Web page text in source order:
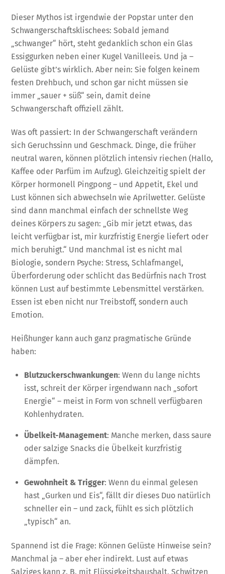
Dieser Mythos ist irgendwie der Popstar unter den
Schwangerschaftsklischees: Sobald jemand
„schwanger“ hört, steht gedanklich schon ein Glas
Essiggurken neben einer Kugel Vanilleeis. Und ja –
Gelüste gibt’s wirklich. Aber nein: Sie folgen keinem
festen Drehbuch, und schon gar nicht müssen sie
immer „sauer + süß“ sein, damit deine
Schwangerschaft offiziell zählt.
Was oft passiert: In der Schwangerschaft verändern
sich Geruchssinn und Geschmack. Dinge, die früher
neutral waren, können plötzlich intensiv riechen (Hallo,
Kaffee oder Parfüm im Aufzug). Gleichzeitig spielt der
Körper hormonell Pingpong – und Appetit, Ekel und
Lust können sich abwechseln wie Aprilwetter. Gelüste
sind dann manchmal einfach der schnellste Weg
deines Körpers zu sagen: „Gib mir jetzt etwas, das
leicht verfügbar ist, mir kurzfristig Energie liefert oder
mich beruhigt.“ Und manchmal ist es nicht mal
Biologie, sondern Psyche: Stress, Schlafmangel,
Überforderung oder schlicht das Bedürfnis nach Trost
können Lust auf bestimmte Lebensmittel verstärken.
Essen ist eben nicht nur Treibstoff, sondern auch
Emotion.
Heißhunger kann auch ganz pragmatische Gründe
haben:
Blutzuckerschwankungen: Wenn du lange nichts
isst, schreit der Körper irgendwann nach „sofort
Energie“ – meist in Form von schnell verfügbaren
Kohlenhydraten.
Übelkeit-Management: Manche merken, dass saure
oder salzige Snacks die Übelkeit kurzfristig
dämpfen.
Gewohnheit & Trigger: Wenn du einmal gelesen
hast „Gurken und Eis“, fällt dir dieses Duo natürlich
schneller ein – und zack, fühlt es sich plötzlich
„typisch“ an.
Spannend ist die Frage: Können Gelüste Hinweise sein?
Manchmal ja – aber eher indirekt. Lust auf etwas
Salziges kann z. B. mit Flüssigkeitshaushalt, Schwitzen